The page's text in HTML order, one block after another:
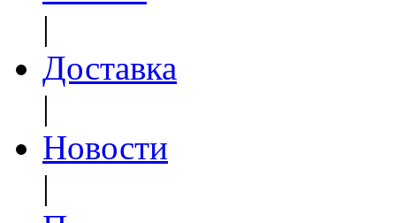
|
Доставка
|
Новости
|